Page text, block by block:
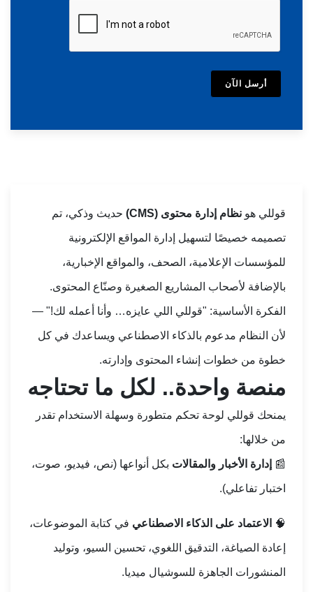
أرسل الآن
قوللي هو نظام إدارة محتوى (CMS) حديث وذكي، تم
تصميمه خصيصًا لتسهيل إدارة المواقع الإلكترونية
للمؤسسات الإعلامية، الصحف، والمواقع الإخبارية،
بالإضافة لأصحاب المشاريع الصغيرة وصنّاع المحتوى.
الفكرة الأساسية: "قوللي اللي عايزه… وأنا أعمله لك!" —
لأن النظام مدعوم بالذكاء الاصطناعي ويساعدك في كل
خطوة من خطوات إنشاء المحتوى وإدارته.
منصة واحدة.. لكل ما تحتاجه
يمنحك قوللي لوحة تحكم متطورة وسهلة الاستخدام تقدر
من خلالها:
📰 إدارة الأخبار والمقالات بكل أنواعها (نص، فيديو، صوت،
اختبار تفاعلي).
🧠 الاعتماد على الذكاء الاصطناعي في كتابة الموضوعات،
إعادة الصياغة، التدقيق اللغوي، تحسين السيو، وتوليد
المنشورات الجاهزة للسوشيال ميديا.